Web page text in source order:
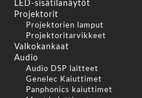
LED-sisätilanäytöt
Projektorit
Projektorien lamput
Projektoritarvikkeet
Valkokankaat
Audio
Audio DSP laitteet
Genelec Kaiuttimet
Panphonics kaiuttimet